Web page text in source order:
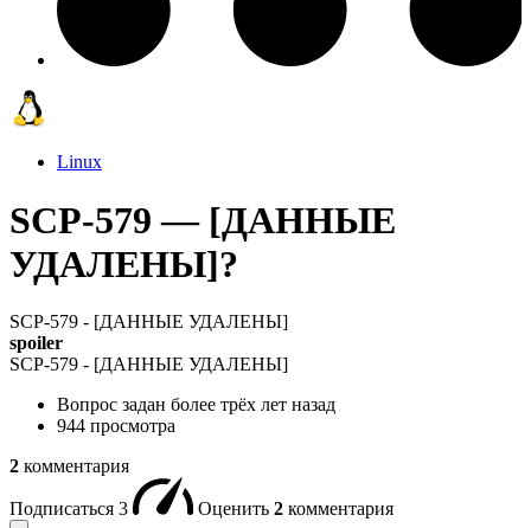
Linux
SCP-579 — [ДАННЫЕ
УДАЛЕНЫ]?
SCP-579 - [ДАННЫЕ УДАЛЕНЫ]
spoiler
SCP-579 - [ДАННЫЕ УДАЛЕНЫ]
Вопрос задан более трёх лет назад
944 просмотра
2 комментария
Подписаться 3 Оценить 2 комментария